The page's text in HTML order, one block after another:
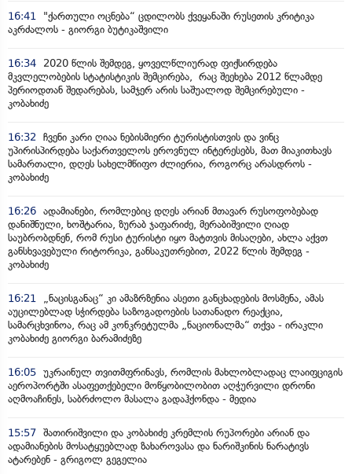
16:41
"ქართული ოცნება“ ცდილობს ქვეყანაში რუსეთის კრიტიკა
აკრძალოს - გიორგი ბუტიკაშვილი
16:34
2020 წლის შემდეგ, ყოველწლიურად ფიქსირდება
მკვლელობების სტატისტიკის შემცირება, რაც შეეხება 2012 წლამდე
პერიოდთან შედარებას, სამჯერ არის საშუალოდ შემცირებული -
კობახიძე
16:32 ჩვენი კარი ღიაა ნებისმიერი ტურისტისთვის და ვინც
უპირისპირდება საქართველოს ეროვნულ ინტერესებს, მათ მიაკითხავს
სამართალი, დღეს სახელმწიფო ძლიერია, როგორც არასდროს -
კობახიძე
16:26 ადამიანები, რომლებიც დღეს არიან მთავარ რუსოფობებად
დანიშნული, ხოშტარია, ზურაბ ჯაფარიძე, მერაბიშვილი ღიად
საუბრობდნენ, რომ რუსი ტურისტი იყო მატთვის მისაღები, ახლა აქვთ
განსხვავებული რიტორიკა, განსაკუთრებით, 2022 წლის შემდეგ -
კობახიძე
16:21
„ნაცისგანაც“ კი ამაზრზენია ასეთი განცხადების მოსმენა, ამას
აუცილებლად სჭირდება საზოგადოების სათანადო რეაქცია,
სამარცხვინოა, რაც ამ კონკრეტულმა „ნაციონალმა“ თქვა - ირაკლი
კობახიძე გიორგი ბარამიძეზე
16:05 უკრაინულ თვითმფრინავს, რომლის მახლობლადაც ლაიფციგის
აეროპორტში ასაფეთქებელი მოწყობილობით აღჭურვილი დრონი
აღმოაჩინეს, საბრძოლო მასალა გადაჰქონდა - მედია
15:57 შათირიშვილი და კობახიძე კრემლის რუპორები არიან და
ადამიანების მოსატყუებლად ზახაროვასა და ნარიშკინის ნარატივს
ატარებენ - გრიგოლ გეგელია